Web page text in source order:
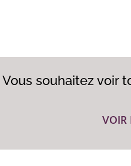
Vous souhaitez voir
VOIR